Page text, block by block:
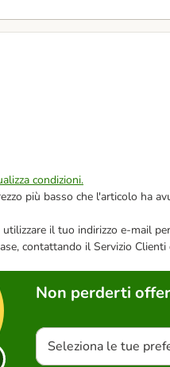
condizioni.
più basso che l'articolo ha
il tuo indirizzo e-mail
contattando il Servizio
Non perderti
Seleziona le tue